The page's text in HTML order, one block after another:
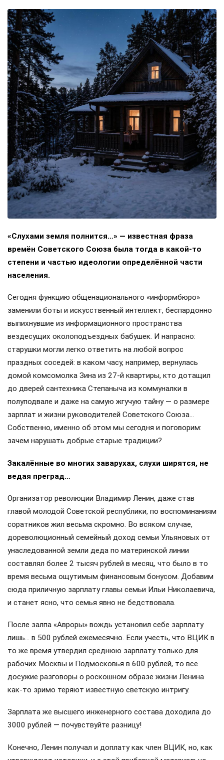
«Слухами земля полнится…» — известная фраза
времён Советского Союза была тогда в какой-то
степени и частью идеологии определённой части
населения.
Сегодня функцию общенационального «информбюро»
заменили боты и искусственный интеллект, беспардонно
выпихнувшие из информационного пространства
вездесущих околоподъездных бабушек. И напрасно:
старушки могли легко ответить на любой вопрос
праздных соседей: в каком часу, например, вернулась
домой комсомолка Зина из 27-й квартиры, кто дотащил
до дверей сантехника Степаныча из коммуналки в
полуподвале и даже на самую жгучую тайну — о размере
зарплат и жизни руководителей Советского Союза…
Собственно, именно об этом мы сегодня и поговорим:
зачем нарушать добрые старые традиции?
Закалённые во многих заварухах, слухи ширятся, не
ведая преград…
Организатор революции Владимир Ленин, даже став
главой молодой Советской республики, по воспоминаниям
соратников жил весьма скромно. Во всяком случае,
дореволюционный семейный доход семьи Ульяновых от
унаследованной земли деда по материнской линии
составлял более 2 тысяч рублей в месяц, что было в то
время весьма ощутимым финансовым бонусом. Добавим
сюда приличную зарплату главы семьи Ильи Николаевича,
и станет ясно, что семья явно не бедствовала.
После залпа «Авроры» вождь установил себе зарплату
лишь… в 500 рублей ежемесячно. Если учесть, что ВЦИК в
то же время утвердил среднюю зарплату только для
рабочих Москвы и Подмосковья в 600 рублей, то все
досужие разговоры о роскошном образе жизни Ленина
как-то зримо теряют известную светскую интригу.
Зарплата же высшего инженерного состава доходила до
3000 рублей — почувствуйте разницу!
Конечно, Ленин получал и доплату как член ВЦИК, но, как